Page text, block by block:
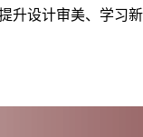
升设计审美、学